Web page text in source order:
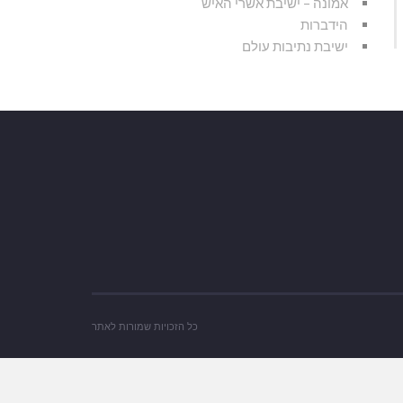
הידברות
ישיבת נתיבות עולם
כל הזכויות שמורות לאתר